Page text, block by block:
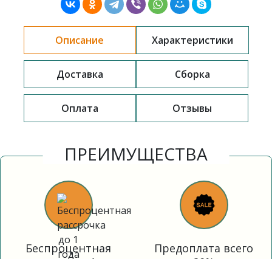
Описание Характеристики
Доставка Сборка
Оплата Отзывы
ПРЕИМУЩЕСТВА
Беспроцентная
Предоплата всего